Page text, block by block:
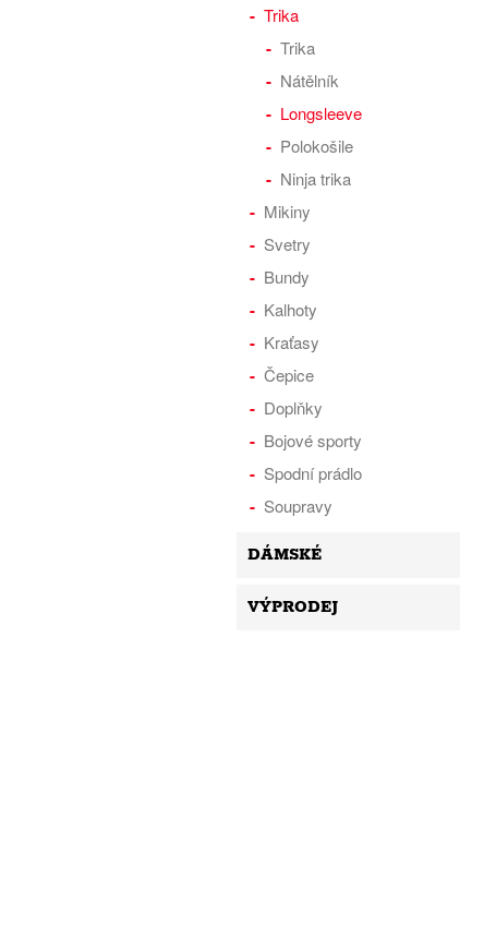
Trika
Trika
Nátělník
Longsleeve
Polokošile
Ninja trika
Mikiny
Svetry
Bundy
Kalhoty
Kraťasy
Čepice
Doplňky
Bojové sporty
Spodní prádlo
Soupravy
DÁMSKÉ
VÝPRODEJ